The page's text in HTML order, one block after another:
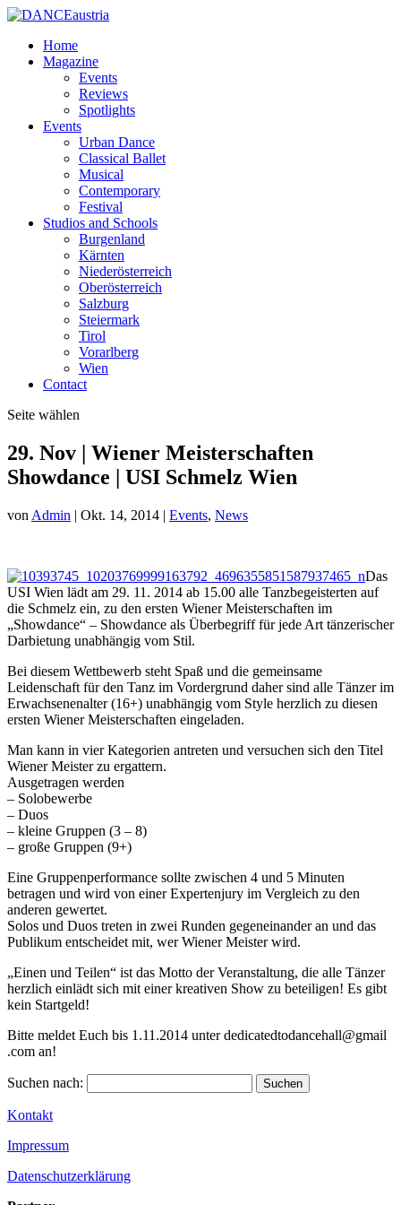
Home
Magazine
Events
Reviews
Spotlights
Events
Urban Dance
Classical Ballet
Musical
Contemporary
Festival
Studios and Schools
Burgenland
Kärnten
Niederösterreich
Oberösterreich
Salzburg
Steiermark
Tirol
Vorarlberg
Wien
Contact
Seite wählen
29. Nov | Wiener Meisterschaften
Showdance | USI Schmelz Wien
von Admin | Okt. 14, 2014 | Events, News
Das
USI Wien lädt am 29. 11. 2014 ab 15.00 alle Tanzbegeisterten auf
die Schmelz ein, zu den ersten Wiener Meisterschaften im
„Showdance“ – Showdance als Überbegriff für jede Art tänzerischer
Darbietung unabhängig vom Stil.
Bei diesem Wettbewerb steht Spaß und die gemeinsame
Leidenschaft für den Tanz im Vordergrund daher sind alle Tänzer im
Erwachsenenalter (16+) unabhängig vom Style herzlich zu diesen
ersten Wiener Meisterschaften eingeladen.
Man kann in vier Kategorien antreten und versuchen sich den Titel
Wiener Meister zu ergattern.
Ausgetragen werden
– Solobewerbe
– Duos
– kleine Gruppen (3 – 8)
– große Gruppen (9+)
Eine Gruppenperformance sollte zwischen 4 und 5 Minuten
betragen und wird von einer Expertenjury im Vergleich zu den
anderen gewertet.
Solos und Duos treten in zwei Runden gegeneinander an und das
Publikum entscheidet mit, wer Wiener Meister wird.
„Einen und Teilen“ ist das Motto der Veranstaltung, die alle Tänzer
herzlich einlädt sich mit einer kreativen Show zu beteiligen! Es gibt
kein Startgeld!
Bitte meldet Euch bis 1.11.2014 unter dedicatedtodancehall@gmail
.com an!
Suchen nach:
Kontakt
Impressum
Datenschutzerklärung